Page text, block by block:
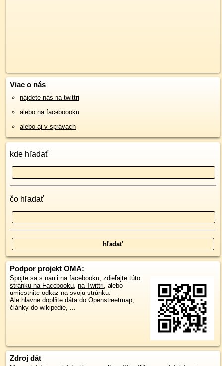
Viac o nás
nájdete nás na twittri
alebo na faceboooku
alebo aj v správach
kde hľadať
čo hľadať
Podpor projekt OMA:
Spojte sa s nami na facebooku, zdieľajte túto
stránku na Facebooku, na Twittri, alebo
umiestnite odkaz na svoju stránku.
Ale hlavne doplňte dáta do Openstreetmap,
články do wikipédie, ...
Zdroj dát